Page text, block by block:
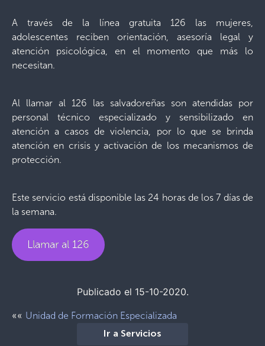
A través de la línea gratuita 126 las mujeres,
adolescentes reciben orientación, asesoría legal y
atención psicológica, en el momento que más lo
necesitan.
Al llamar al 126 las salvadoreñas son atendidas por
personal técnico especializado y sensibilizado en
atención a casos de violencia, por lo que se brinda
atención en crisis y activación de los mecanismos de
protección.
Este servicio está disponible las 24 horas de los 7 días de
la semana.
Llamar al 126
Publicado el 15-10-2020.
«« Unidad de Formación Especializada
Ir a Servicios